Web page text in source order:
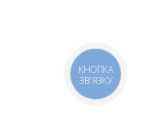
КНОПКА
ЗВ'ЯЗКУ